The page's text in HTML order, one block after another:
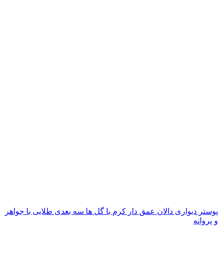
پوستر دیواری دالان عمق دار کرم با گل ها سه بعدی طلایی با جواهر
و پروانه